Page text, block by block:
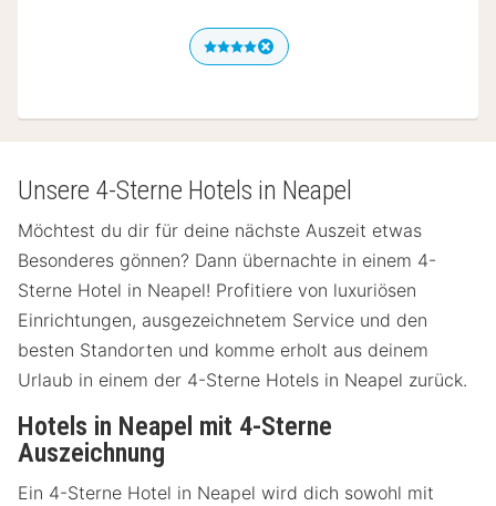
Unsere 4-Sterne Hotels in Neapel
Möchtest du dir für deine nächste Auszeit etwas
Besonderes gönnen? Dann übernachte in einem 4-
Sterne Hotel in Neapel! Profitiere von luxuriösen
Einrichtungen, ausgezeichnetem Service und den
besten Standorten und komme erholt aus deinem
Urlaub in einem der 4-Sterne Hotels in Neapel zurück.
Hotels in Neapel mit 4-Sterne
Auszeichnung
Ein 4-Sterne Hotel in Neapel wird dich sowohl mit